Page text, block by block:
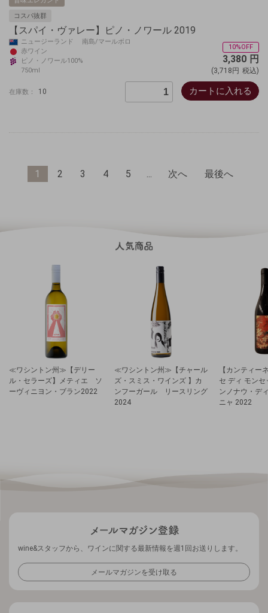
コスパ抜群
【スパイ・ヴァレー】ピノ・ノワール 2019
ニュージーランド 南島/マールボロ
赤ワイン
ピノ・ノワール100%
750ml
10%OFF
3,380 円
(3,718円 税込)
在庫数： 10 カートに入れる
1 2 3 4 5 ... 次へ 最後へ
≪ワシントン州≫【デリー
ル・セラーズ】メティエ ソ
ーヴィニヨン・ブラン2022
≪ワシントン州≫【チャール
ズ・スミス・ワインズ 】カ
ンフーガール リースリング
2024
【カンティー
セ ディ モン
ンノナウ・デ
ニャ 2022
wine&スタッフから、ワインに関する最新情報を週1回お送りします。
メールマガジンを受け取る